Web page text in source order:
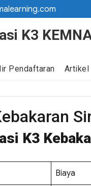
K3
Pendaftaran Artikel
K3
Biaya